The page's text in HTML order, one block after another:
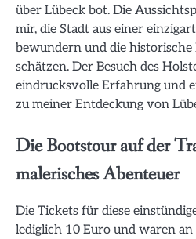
über Lübeck bot. Die
mir, die Stadt aus einer
bewundern und die historische
schätzen. Der Besuch des
eindrucksvolle Erfahrung und
zu meiner Entdeckung von
Die Bootstour auf der
malerisches Abenteuer
Die Tickets für diese
lediglich 10 Euro und waren an